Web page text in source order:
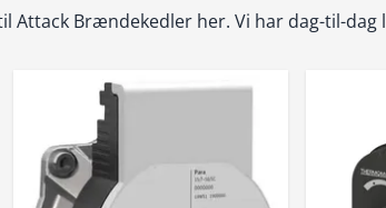
Attack Brændekedler her. Vi har dag-til-dag